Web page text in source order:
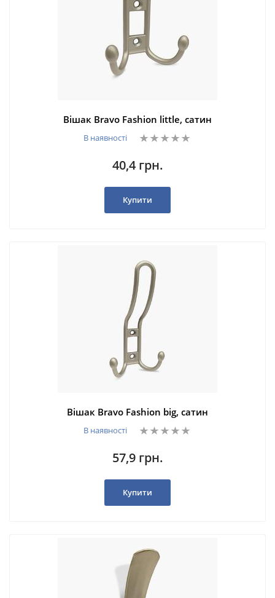
Вішак Bravo Fashion little, сатин
В наявності
40,4 грн.
Купити
Вішак Bravo Fashion big, сатин
В наявності
57,9 грн.
Купити